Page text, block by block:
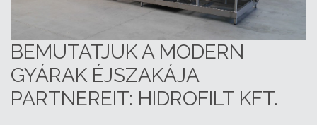
BEMUTATJUK A MODERN
GYÁRAK ÉJSZAKÁJA
PARTNEREIT: HIDROFILT KFT.